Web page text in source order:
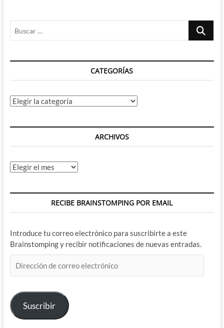
Buscar
CATEGORÍAS
Categorías
ARCHIVOS
Archivos
RECIBE BRAINSTOMPING POR EMAIL
Introduce tu correo electrónico para suscribirte a este
Brainstomping y recibir notificaciones de nuevas entradas.
de
electrónico
Suscribir